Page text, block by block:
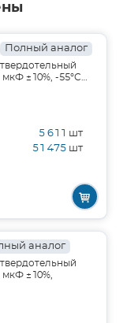
Полный аналог
±10%, -55°С…
5 611 шт
51 475 шт
аналог
±10%,